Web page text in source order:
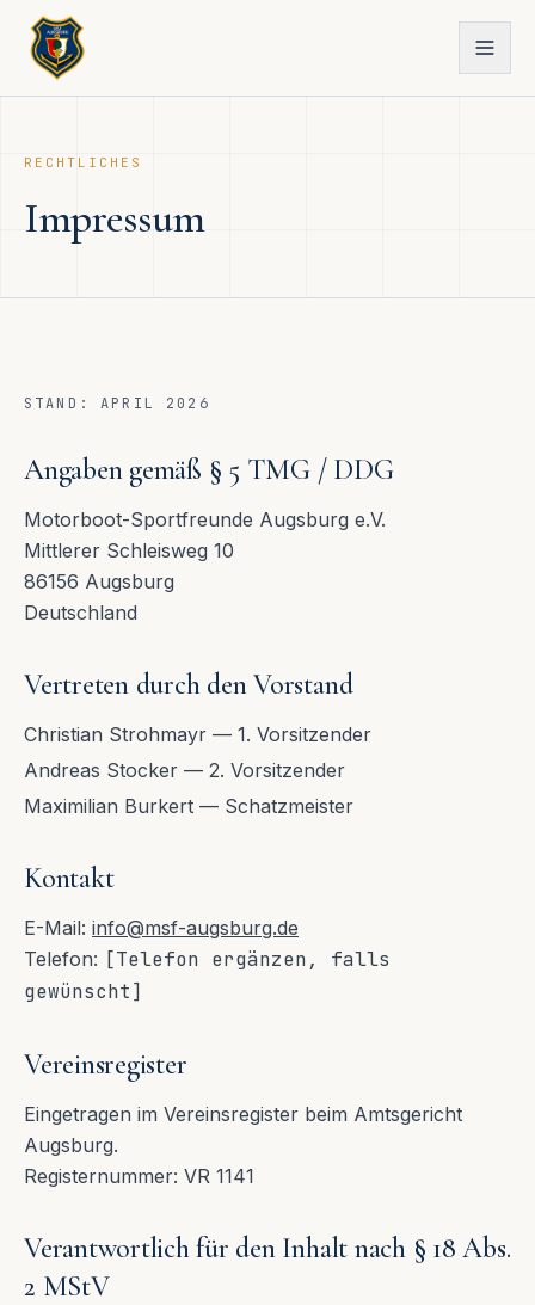
RECHTLICHES
Impressum
STAND: APRIL 2026
Angaben gemäß § 5 TMG / DDG
Motorboot-Sportfreunde Augsburg e.V.
Mittlerer Schleisweg 10
86156 Augsburg
Deutschland
Vertreten durch den Vorstand
Christian Strohmayr — 1. Vorsitzender
Andreas Stocker — 2. Vorsitzender
Maximilian Burkert — Schatzmeister
Kontakt
E-Mail: info@msf-augsburg.de
Telefon: [Telefon ergänzen, falls
gewünscht]
Vereinsregister
Eingetragen im Vereinsregister beim Amtsgericht
Augsburg.
Registernummer: VR 1141
Verantwortlich für den Inhalt nach § 18 Abs.
2 MStV